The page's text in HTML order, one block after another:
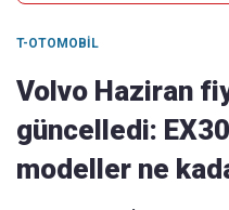
T-OTOMOBIL
Volvo Haziran
güncelledi:
modeller ne